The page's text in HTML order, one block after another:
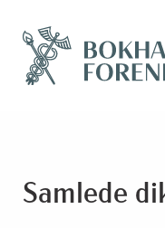
Samlede